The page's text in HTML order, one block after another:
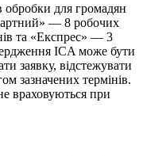
обробки для громадян
— 8 робочих
та «Експрес» — 3
ICA може бути
заявку, відстежувати
зазначених термінів.
враховуються при